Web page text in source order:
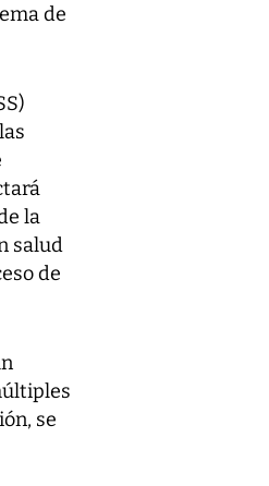
de
la
salud
de
se